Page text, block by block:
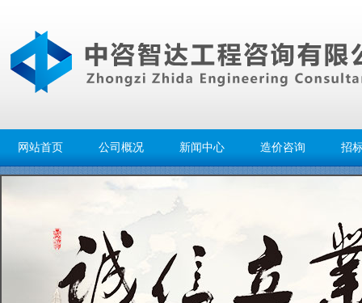
网站首页 公司概况 新闻中心 造价咨询 招